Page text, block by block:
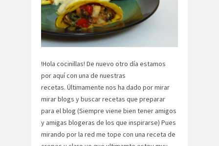
!Hola cocinillas! De nuevo otro día estamos
por aquí con una de nuestras
recetas. Últimamente nos ha dado por mirar
mirar blogs y buscar recetas que preparar
para el blog (Siempre viene bien tener amigos
y amigas blogeras de los que inspirarse) Pues
mirando por la red me tope con una receta de